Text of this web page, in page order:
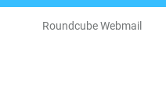
Roundcube Webmail